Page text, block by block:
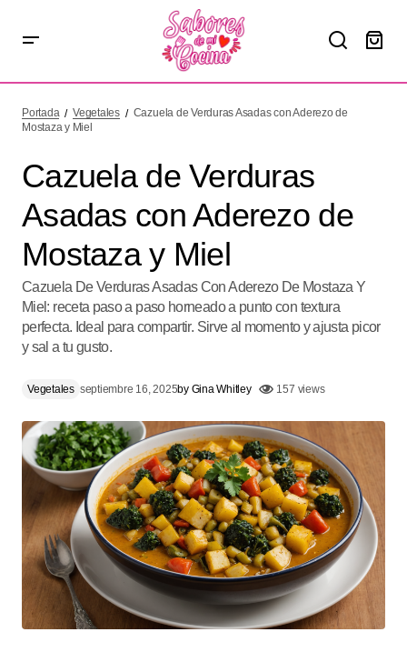
Miel
Portada Vegetales
Cazuela de Verduras Asadas con Aderezo de
Mostaza y Miel
Cazuela de Verduras
Asadas con Aderezo de
Mostaza y Miel
Cazuela De Verduras Asadas Con Aderezo De Mostaza Y
Miel: receta paso a paso horneado a punto con textura
perfecta. Ideal para compartir. Sirve al momento y ajusta picor
y sal a tu gusto.
Vegetales septiembre 16, 2025by Gina Whitley 157 views